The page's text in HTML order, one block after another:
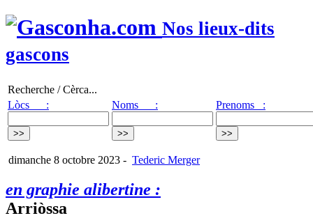
Nos lieux-dits
gascons
Recherche / Cèrca...
Lòcs :
Noms : Prenoms :
dimanche 8 octobre 2023 - Tederic Merger
en graphie alibertine :
Arriòssa